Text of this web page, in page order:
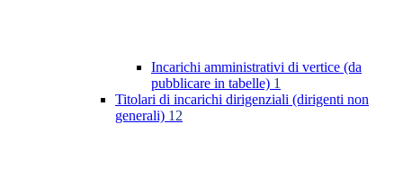
Incarichi amministrativi di vertice (da
pubblicare in tabelle) 1
Titolari di incarichi dirigenziali (dirigenti non
generali) 12